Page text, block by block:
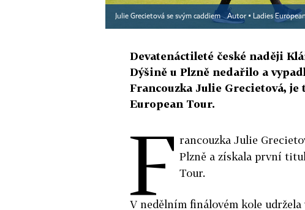
Julie Grecietová se svým caddiem Autor ▪ Ladies
Devatenáctileté české naději
Dýšině u Plzně nedařilo a
Francouzka Julie Grecietová,
European Tour.
F rancouzka Julie
Plzně a získala první
Tour.
V nedělním finálovém kole